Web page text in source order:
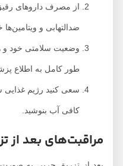
از مصرف داروهای رقیق
ضدالتهابی و ویتامین‌ها
وضعیت سلامتی خود و
طور کامل به اطلاع پزشک
سعی کنید رژیم غذایی
کافی آب بنوشید.
مراقبت‌های بعد از